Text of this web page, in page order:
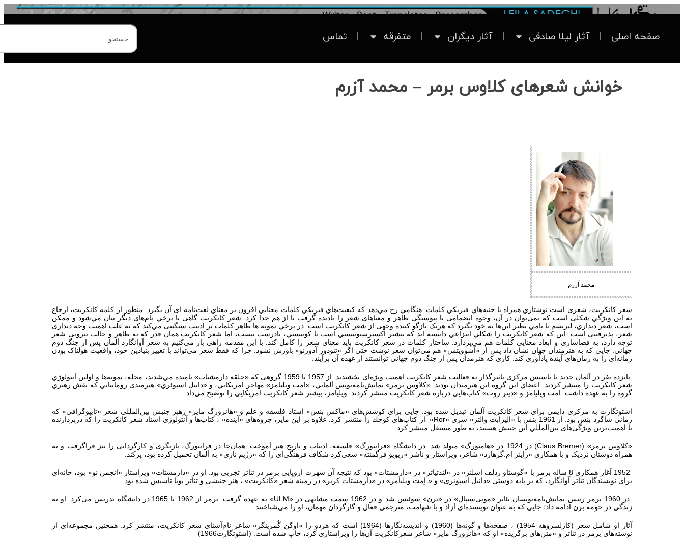
صفحه اصلی آثار لیلا صادقی آثار دیگران متفرقه تماس
خوانش شعرهای کلاوس برمر – محمد آزرم
محمد آزرم
شعر كانكريت، شعری است نوشتاري همراه با جنبه‌هاي فيزيكي كلمات. هنگامي رخ مي‌دهد كه كيفيت‌هاي فيزيكي كلمات معنايي افزون بر معناي لغت‌نامه‌ ای آن بگيرد. منظور از كلمه كانكريت، ارجاع
به اين ويژگي شکلی است که نمی‌توان در آن، وجوه انضمامی یا پیوستگی ظاهر و معناهای شعر را نادیده گرفت یا از هم جدا کرد. شعر كانكريت گاهی با برخي نام‌های دیگر بيان مي‌شود و ممكن
است، شعر ديداري، لتريسم يا نامي نظير اين‌ها به خود بگيرد که هریک بازگو کننده وجهی از شعر کانکریت است. در برخي نمونه‌ ها ظاهر كلمات بر ادبيت سنگینی مي‌کند که به علت اهمیت وجه دیداری
شعر، پذیرفتنی است. این که شعر کانکریت را شكلي انتزاعي دانسته‌ اند كه بيشتر اكسپرسيونيستي است تا كوبيستي، نادرست نیست، اما شعر کانکریت همان قدر که به ظاهر و حالت بیرونی شعر
توجه دارد، به فضاسازی و ابعاد معنایی کلمات هم می‌پردازد. ساختار كلمات در شعر کانکریت بايد معناي شعر را كامل كند. با این مقدمه راهی باز می‌کنیم به شعر آوانگارد آلمان پس از جنگ دوم
جهانی. جایی که به هنرمندان جهان نشان داد پس از «آشوویتس» هم می‌توان شعر نوشت حتی اگر «تئودور آدورنو» باورش نشود. چرا که فقط شعر می‌تواند با تغییر بنیادین خود، واقعیت هولناک بودن
زمانه‌ای را به زمان‌های آینده یادآوری کند. کاری که هنرمدان پس از جنگ دوم جهانی توانستند از عهده آن برآیند.
پانزده نفر در آلمان جديد با تاسیس مركزی تاثیرگذار به فعاليت شعر كانكريت اهمیت ویژه‌ای بخشیدند. از 1957 تا 1959 گروهی كه «حلقه دارمشتات» ناميده مي‌شدند، مجله، نمونه‌ها و اولين آنتولوژي
شعر كانكريت را منتشر كردند. اعضاي اين گروه این هنرمندان بودند: «كلاوس برمر» نمایش‌نامه‌نویس آلماني، «امت ويليامز» مهاجر امريكايي، و «دانيل اسپوئري» هنرمندی رومانيايي كه نقش رهبري
گروه را به عهده داشت. امت ويليامز و «ديتر روت» كتاب‌هايي درباره شعر كانكريت منتشر كردند. ويليامز، بیشتر شعر كانكريت امريكايي را توضيح مي‌داد.
اشتوتگارت به مركزي دايمي براي شعر كانكريت آلمان تبديل شده بود. جایی براي كوشش‌هاي «ماكس بنس» استاد فلسفه و علم و «هانزورگ ماير» رهبر جنبش بين‌المللي شعر «تايپوگرافي» که
زمانی شاگرد بنس بود. از 1961 بنس با «اليزابت والتر» سري «
Ror» از كتاب‌هاي كوچك را منتشر کرد. علاوه بر اين ماير، جزوه‌هاي «آينده» ، كتاب‌ها و آنتولوژي اسناد شعر كانكريت را که دربردارنده
با اهميت‌ترين ویژگی‌های بين‌المللي اين جنبش هستند، به طور مستقل منتشر کرد.
«کلاوس برمر» (Claus Bremer
) در 1924 در «هامبورگ» متولد شد. در دانشگاه «فرایبورگ» فلسفه، ادبیات و تاریخ هنر آموخت. همان‌جا در فرایبورگ، بازیگری و کارگردانی را نیز فراگرفت و به
همراه دوستان نزدیک و با همکاری «راینر ام.گرهارد»‌‌‌‌ شاعر، ویراستار و ناشر «ریویو فرگمنته» سعی‌کرد شکاف فرهنگی‌ای را که «رژیم نازی» به آلمان تحمیل کرده بود، پرکند.
1952 آغاز همکاری 8 ساله برمر با «گوستاو ردلف اشلنر» در «لندتیاتر» در «دارمشتات» بود که نتیجه آن شهرت اروپایی برمر در تئاتر تجربی بود. او در «دارمشتات» ویراستار «انجمن نو» بود، خانه‌ای
برای نویسندگان تئاتر آوانگارد، که بر پایه دوستی «دانیل اسپوئری» و « اِمت ویلیامز» در «دارمشتات کریز» در زمینه شعر «کانکریت» ، هنر جنبشی و تئاتر پویا تاسیس شده بود.
در 1960 برمر رییس نمایش‌نامه‌نویسان تئاتر «مونی‌سیپال» در «برن» سوئیس شد و در 1962 سمت مشابهی در « ULM
» به عهده گرفت. برمر از 1962 تا 1965 در دانشگاه تدریس می‌کرد. او به
زندگی در حومه برن ادامه داد؛ جایی که به عنوان نویسنده‌ای آزاد و با شهامت، مترجمی فعال و گارگردان مهمان، او را می‌شناختند.
آثار او شامل شعر (کارلسروهه 1954) ، صفحه‌ها و گونه‌ها (1960) و اندیشه‌نگارها (1964) است که هردو را «اوگن گٌمرینگر» شاعر نام‌آشنای شعر کانکریت، منتشر کرد. همچنین مجموعه‌ای از
نوشته‌های برمر در تئاتر و «متن‌های برگزیده» او که «هانزورگ مایر» شاعر شعرکانکریت آن‌ها را ویراستاری کرد، چاپ شده است. (اشتوتگارت1966)